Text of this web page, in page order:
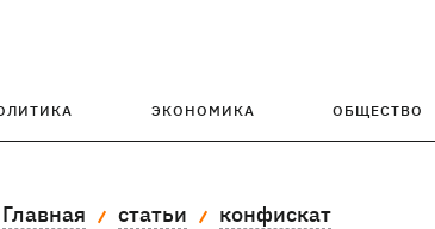
ЭКОНОМИКА ОБЩЕСТВО
Главная статьи конфискат